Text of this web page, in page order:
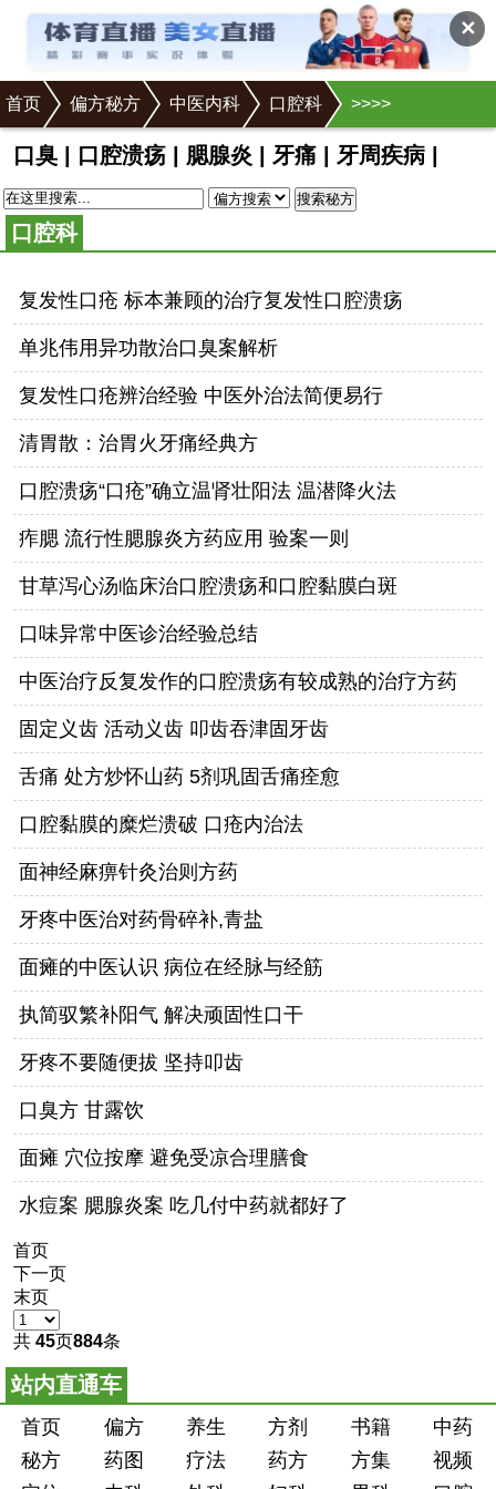
✕
首页 >
偏方秘方 >
中医内科 >
口腔科 >
口臭 | 口腔溃疡 | 腮腺炎 | 牙痛 | 牙周疾病 |
搜索秘方
口腔科
复发性口疮 标本兼顾的治疗复发性口腔溃疡
单兆伟用异功散治口臭案解析
复发性口疮辨治经验 中医外治法简便易行
清胃散：治胃火牙痛经典方
口腔溃疡“口疮”确立温肾壮阳法 温潜降火法
痄腮 流行性腮腺炎方药应用 验案一则
甘草泻心汤临床治口腔溃疡和口腔黏膜白斑
口味异常中医诊治经验总结
中医治疗反复发作的口腔溃疡有较成熟的治疗方药
固定义齿 活动义齿 叩齿吞津固牙齿
舌痛 处方炒怀山药 5剂巩固舌痛痊愈
口腔黏膜的糜烂溃破 口疮内治法
面神经麻痹针灸治则方药
牙疼中医治对药骨碎补,青盐
面瘫的中医认识 病位在经脉与经筋
执简驭繁补阳气 解决顽固性口干
牙疼不要随便拔 坚持叩齿
口臭方 甘露饮
面瘫 穴位按摩 避免受凉合理膳食
水痘案 腮腺炎案 吃几付中药就都好了
首页
下一页
末页
共 45页884条
站内直通车
首页 偏方 养生 方剂 书籍
中药
秘方
药图 疗法 药方 方集
视频